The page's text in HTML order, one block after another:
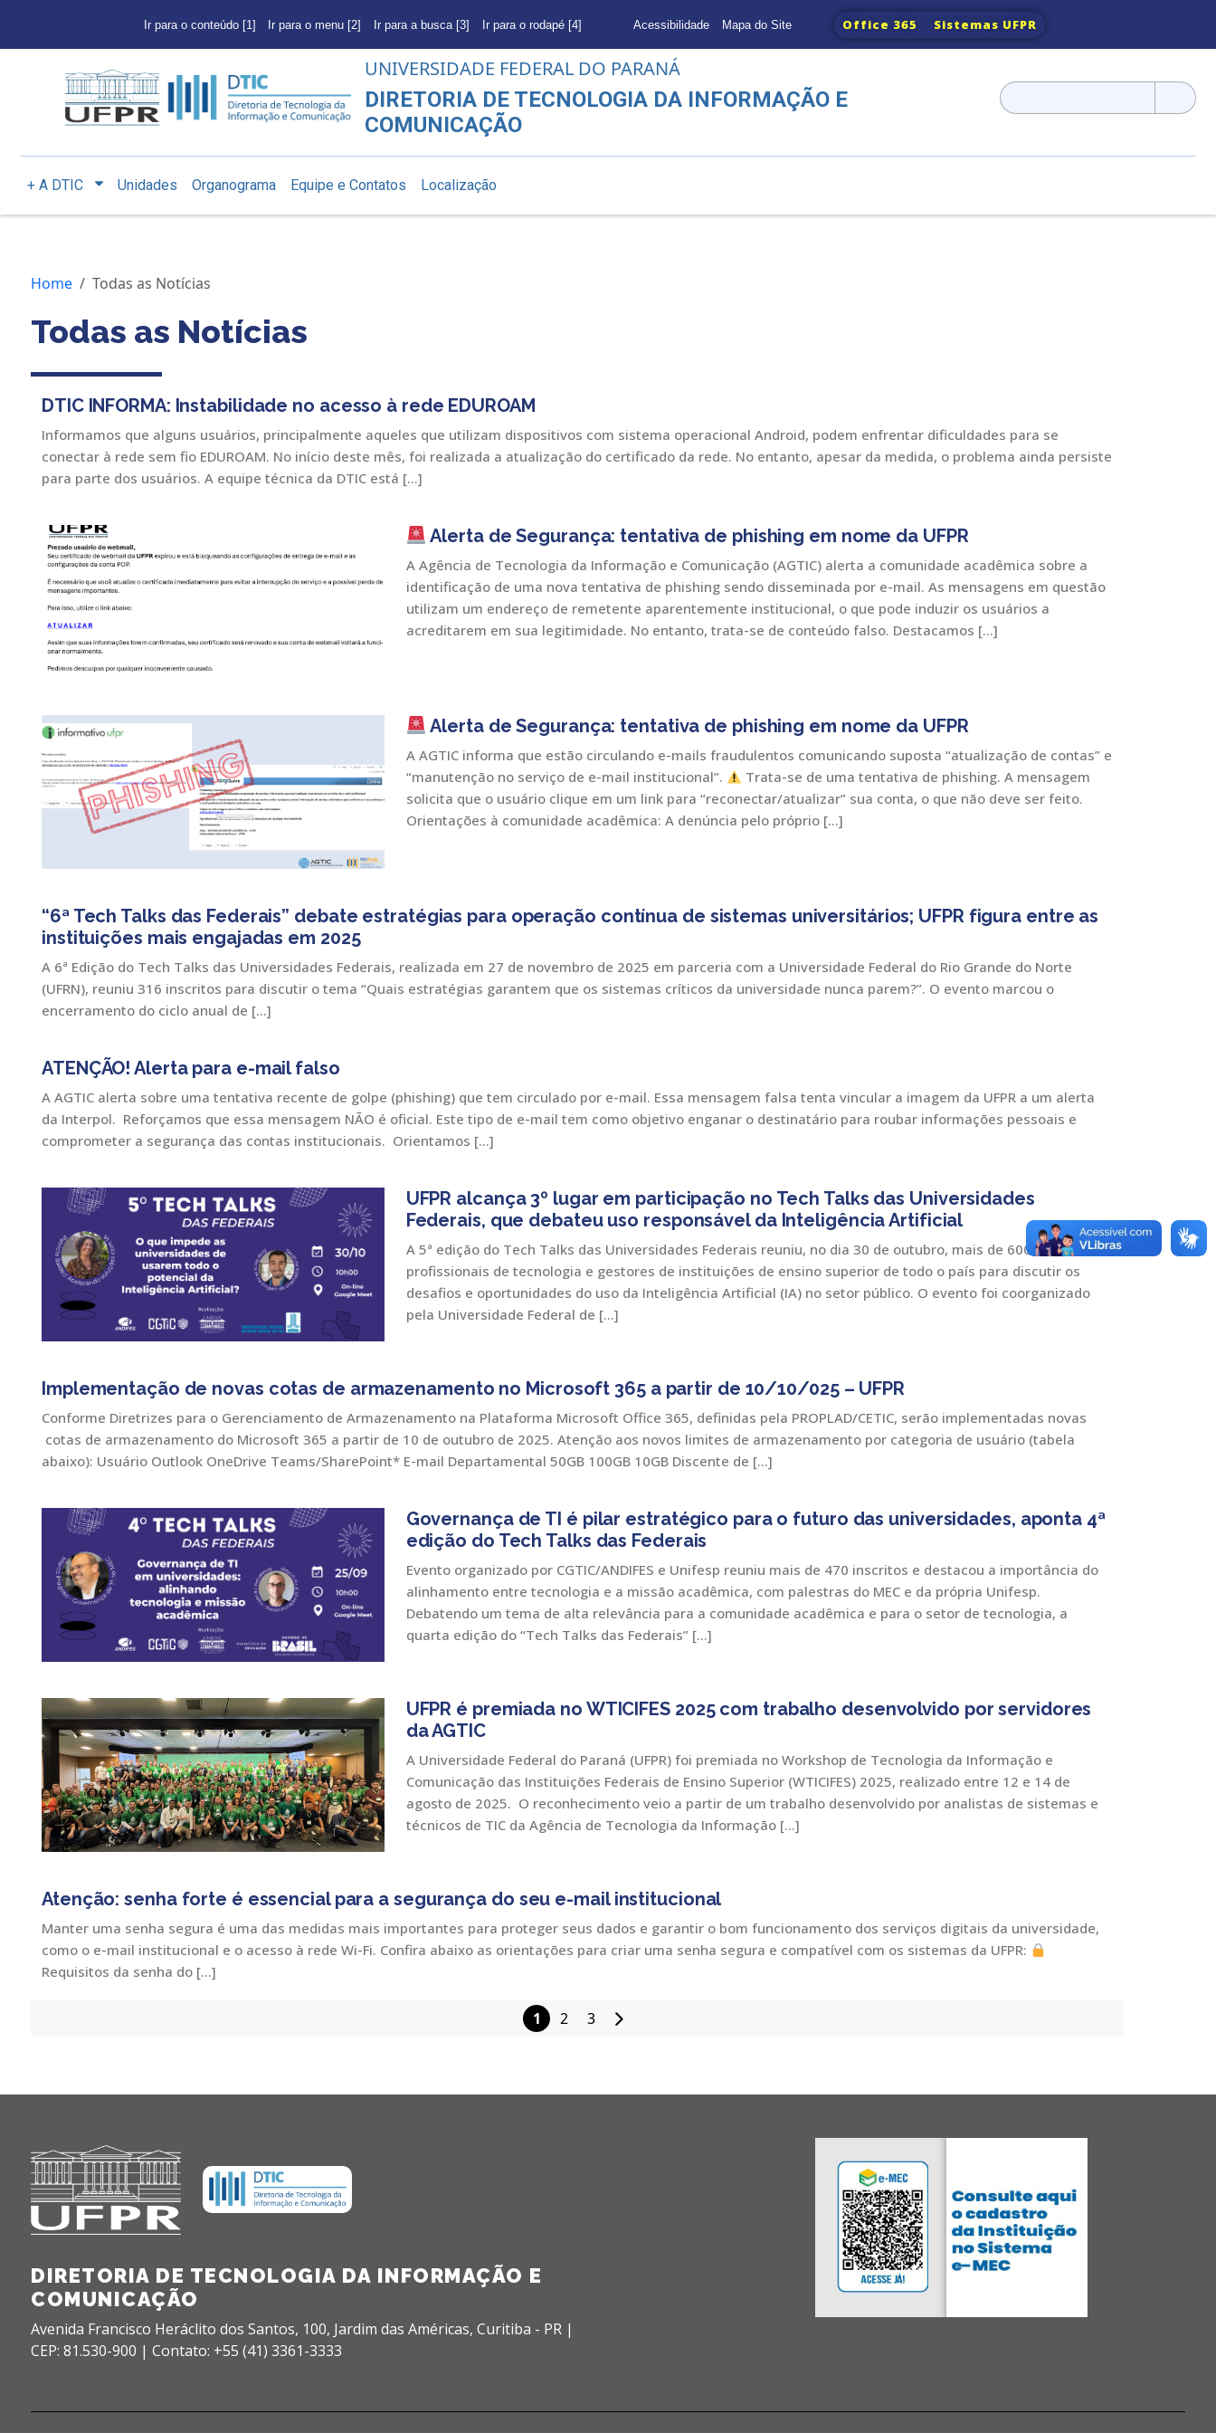
Ir para o conteúdo [1] Ir para o menu [2] Ir para a busca [3] Ir para o rodapé [4] Acessibilidade Mapa do Site Office 365 Sistemas UFPR
UNIVERSIDADE FEDERAL DO PARANÁ
DIRETORIA DE TECNOLOGIA DA INFORMAÇÃO E
COMUNICAÇÃO
Pesquisar
por:
+ A DTIC Unidades Organograma Equipe e Contatos Localização
Home Todas as Notícias
Todas as Notícias
DTIC INFORMA: Instabilidade no acesso à rede EDUROAM
Informamos que alguns usuários, principalmente aqueles que utilizam dispositivos com sistema operacional Android, podem enfrentar dificuldades para se
conectar à rede sem fio EDUROAM. No início deste mês, foi realizada a atualização do certificado da rede. No entanto, apesar da medida, o problema ainda persiste
para parte dos usuários. A equipe técnica da DTIC está […]
Alerta de Segurança: tentativa de phishing em nome da UFPR
A Agência de Tecnologia da Informação e Comunicação (AGTIC) alerta a comunidade acadêmica sobre a
identificação de uma nova tentativa de phishing sendo disseminada por e-mail. As mensagens em questão
utilizam um endereço de remetente aparentemente institucional, o que pode induzir os usuários a
acreditarem em sua legitimidade. No entanto, trata-se de conteúdo falso. Destacamos […]
Alerta de Segurança: tentativa de phishing em nome da UFPR
A AGTIC informa que estão circulando e-mails fraudulentos comunicando suposta “atualização de contas” e
“manutenção no serviço de e-mail institucional”.
Trata-se de uma tentativa de phishing. A mensagem
solicita que o usuário clique em um link para “reconectar/atualizar” sua conta, o que não deve ser feito.
Orientações à comunidade acadêmica: A denúncia pelo próprio […]
“6ª Tech Talks das Federais” debate estratégias para operação contínua de sistemas universitários; UFPR figura entre as
instituições mais engajadas em 2025
A 6ª Edição do Tech Talks das Universidades Federais, realizada em 27 de novembro de 2025 em parceria com a Universidade Federal do Rio Grande do Norte
(UFRN), reuniu 316 inscritos para discutir o tema “Quais estratégias garantem que os sistemas críticos da universidade nunca parem?”. O evento marcou o
encerramento do ciclo anual de […]
ATENÇÃO! Alerta para e-mail falso
A AGTIC alerta sobre uma tentativa recente de golpe (phishing) que tem circulado por e-mail. Essa mensagem falsa tenta vincular a imagem da UFPR a um alerta
da Interpol. Reforçamos que essa mensagem NÃO é oficial. Este tipo de e-mail tem como objetivo enganar o destinatário para roubar informações pessoais e
comprometer a segurança das contas institucionais. Orientamos […]
UFPR alcança 3º lugar em participação no Tech Talks das Universidades
Federais, que debateu uso responsável da Inteligência Artificial
A 5ª edição do Tech Talks das Universidades Federais reuniu, no dia 30 de outubro, mais de 600
profissionais de tecnologia e gestores de instituições de ensino superior de todo o país para discutir os
desafios e oportunidades do uso da Inteligência Artificial (IA) no setor público. O evento foi coorganizado
pela Universidade Federal de […]
Implementação de novas cotas de armazenamento no Microsoft 365 a partir de 10/10/025 – UFPR
Conforme Diretrizes para o Gerenciamento de Armazenamento na Plataforma Microsoft Office 365, definidas pela PROPLAD/CETIC, serão implementadas novas
cotas de armazenamento do Microsoft 365 a partir de 10 de outubro de 2025. Atenção aos novos limites de armazenamento por categoria de usuário (tabela
abaixo): Usuário Outlook OneDrive Teams/SharePoint* E-mail Departamental 50GB 100GB 10GB Discente de […]
Governança de TI é pilar estratégico para o futuro das universidades, aponta 4ª
edição do Tech Talks das Federais
Evento organizado por CGTIC/ANDIFES e Unifesp reuniu mais de 470 inscritos e destacou a importância do
alinhamento entre tecnologia e a missão acadêmica, com palestras do MEC e da própria Unifesp.
Debatendo um tema de alta relevância para a comunidade acadêmica e para o setor de tecnologia, a
quarta edição do “Tech Talks das Federais” […]
UFPR é premiada no WTICIFES 2025 com trabalho desenvolvido por servidores
da AGTIC
A Universidade Federal do Paraná (UFPR) foi premiada no Workshop de Tecnologia da Informação e
Comunicação das Instituições Federais de Ensino Superior (WTICIFES) 2025, realizado entre 12 e 14 de
agosto de 2025. O reconhecimento veio a partir de um trabalho desenvolvido por analistas de sistemas e
técnicos de TIC da Agência de Tecnologia da Informação […]
Atenção: senha forte é essencial para a segurança do seu e-mail institucional
Manter uma senha segura é uma das medidas mais importantes para proteger seus dados e garantir o bom funcionamento dos serviços digitais da universidade,
como o e-mail institucional e o acesso à rede Wi-Fi. Confira abaixo as orientações para criar uma senha segura e compatível com os sistemas da UFPR:
Requisitos da senha do […]
1 2 3
DIRETORIA DE TECNOLOGIA DA INFORMAÇÃO E
COMUNICAÇÃO
Avenida Francisco Heráclito dos Santos, 100, Jardim das Américas, Curitiba - PR |
CEP: 81.530-900 | Contato: +55 (41) 3361-3333